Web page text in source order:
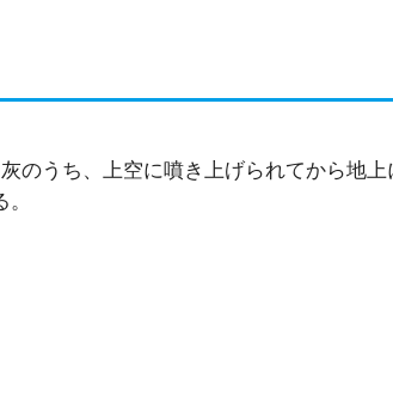
のうち、上空に噴き上げられてから地